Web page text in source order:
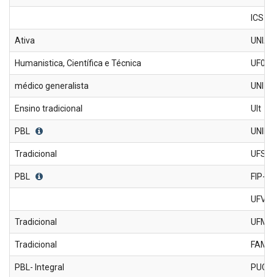
ICS
Ativa
Humanistica, Científica e Técnica UF0P
médico generalista UNI-
Ensino tradicional UIt
PBL
Tradicional UFSJ
PBL FIP-
UFV
Tradicional UFMG
Tradicional FAME
PBL- Integral PUC